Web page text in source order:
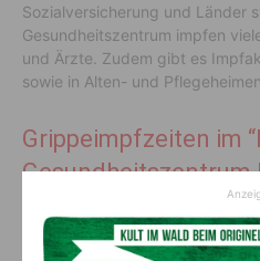
Sozialversicherung und Länder
Gesundheitszentrum impfen
und Ärzte. Zudem gibt es
sowie in Alten- und Pflegeheimen.
Grippeimpfzeiten im
Donnerstag und Freitag von